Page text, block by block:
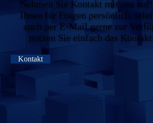
Nehmen Sie Kontakt mit uns
Ihnen für Fragen persönlich,
auch per E-Mail gerne zur
nutzen Sie einfach das
Kontakt